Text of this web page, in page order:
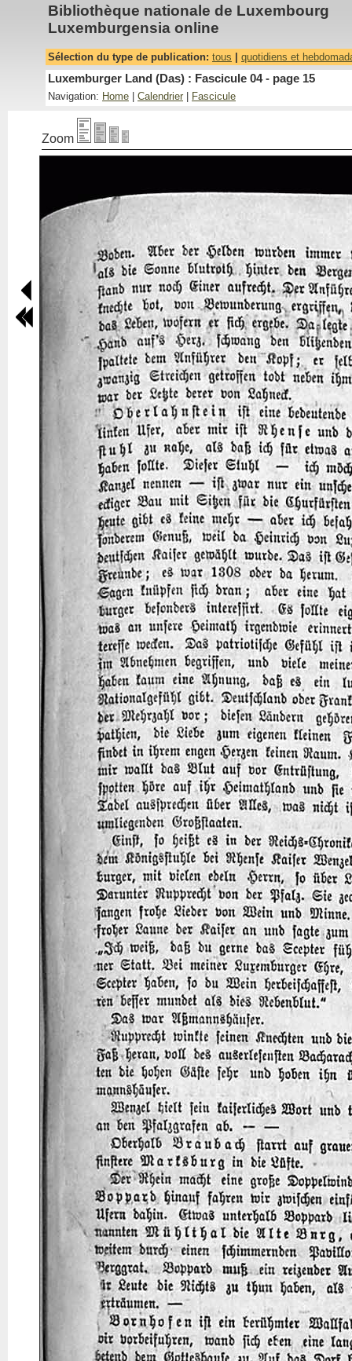
Bibliothèque nationale de Luxembourg
Luxemburgensia online
Sélection du type de publication: tous quotidiens et
Luxemburger Land (Das) : Fascicule 04 - page 15
Navigation: Home Calendrier Fascicule
Zoom